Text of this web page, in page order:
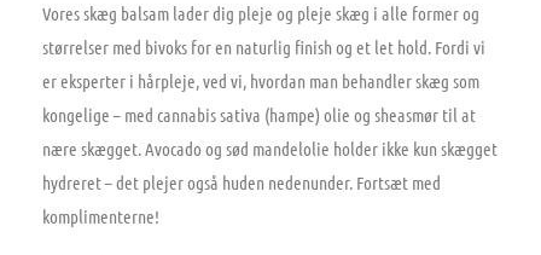
Vores skæg balsam lader dig pleje og pleje skæg i alle former og
størrelser med bivoks for en naturlig finish og et let hold. Fordi vi
er eksperter i hårpleje, ved vi, hvordan man behandler skæg som
kongelige – med cannabis sativa (hampe) olie og sheasmør til at
nære skægget. Avocado og sød mandelolie holder ikke kun skægget
hydreret – det plejer også huden nedenunder. Fortsæt med
komplimenterne!